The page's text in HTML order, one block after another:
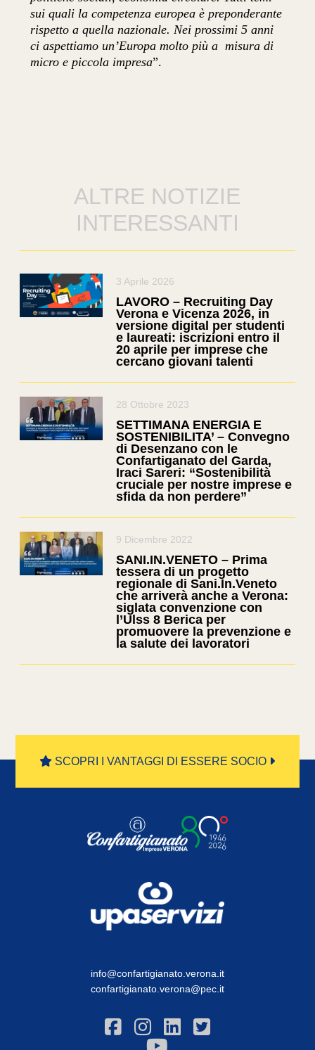
sui quali la competenza europea è preponderante
rispetto a quella nazionale. Nei prossimi 5 anni
ci aspettiamo un’Europa molto più a misura di
micro e piccola impresa”.
ALTRE NOTIZIE
INTERESSANTI
3 Aprile 2026
LAVORO – Recruiting Day
Verona e Vicenza 2026, in
versione digital per studenti
e laureati: iscrizioni entro il
20 aprile per imprese che
cercano giovani talenti
28 Ottobre 2023
SETTIMANA ENERGIA E
SOSTENIBILITA’ – Convegno
di Desenzano con le
Confartiganato del Garda,
Iraci Sareri: “Sostenibilità
cruciale per nostre imprese e
sfida da non perdere”
9 Dicembre 2022
SANI.IN.VENETO – Prima
tessera di un progetto
regionale di Sani.In.Veneto
che arriverà anche a Verona:
siglata convenzione con
l’Ulss 8 Berica per
promuovere la prevenzione e
la salute dei lavoratori
SCOPRI I VANTAGGI DI ESSERE SOCIO
info@confartigianato.verona.it
confartigianato.verona@pec.it